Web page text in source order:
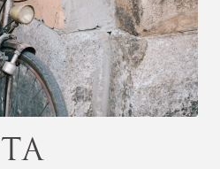
di lusso nella nostra
Elegance, dove il
la prima colazione sono
inclusi.